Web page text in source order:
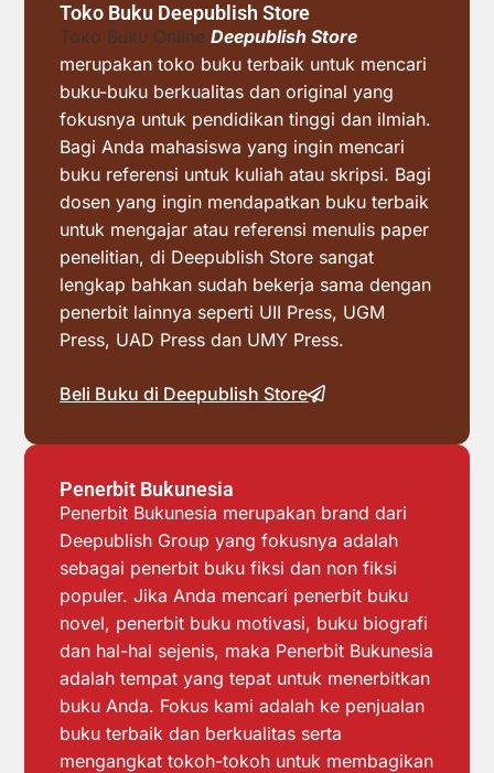
Toko Buku Deepublish Store
Toko Buku Online Deepublish Store
merupakan toko buku terbaik untuk mencari
buku-buku berkualitas dan original yang
fokusnya untuk pendidikan tinggi dan ilmiah.
Bagi Anda mahasiswa yang ingin mencari
buku referensi untuk kuliah atau skripsi. Bagi
dosen yang ingin mendapatkan buku terbaik
untuk mengajar atau referensi menulis paper
penelitian, di Deepublish Store sangat
lengkap bahkan sudah bekerja sama dengan
penerbit lainnya seperti UII Press, UGM
Press, UAD Press dan UMY Press.
Beli Buku di Deepublish Store
Penerbit Bukunesia
Penerbit Bukunesia merupakan brand dari
Deepublish Group yang fokusnya adalah
sebagai penerbit buku fiksi dan non fiksi
populer. Jika Anda mencari penerbit buku
novel, penerbit buku motivasi, buku biografi
dan hal-hal sejenis, maka Penerbit Bukunesia
adalah tempat yang tepat untuk menerbitkan
buku Anda. Fokus kami adalah ke penjualan
buku terbaik dan berkualitas serta
mengangkat tokoh-tokoh untuk membagikan